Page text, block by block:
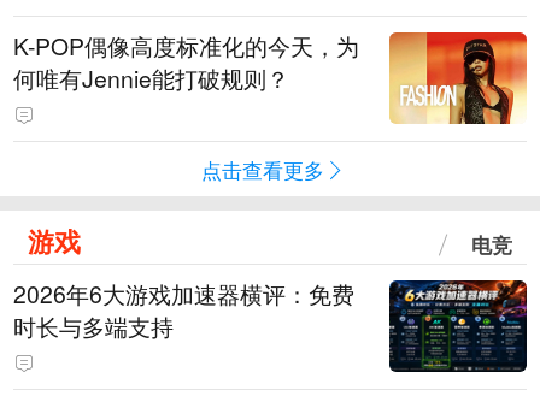
K-POP偶像高度标准化的今天，为
何唯有Jennie能打破规则？
点击查看更多
游戏 电竞
2026年6大游戏加速器横评：免费
时长与多端支持